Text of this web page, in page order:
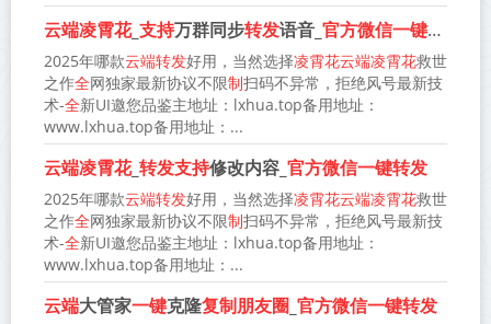
云端凌霄花_ 支持万群同步转发语音_ 官方微信一键转发
2025年哪款云端转发好用，当然选择凌霄花云端凌霄花救世
之作全网独家最新协议不限制扫码不异常，拒绝风号最新技
术-全新UI邀您品鉴主地址：lxhua.top备用地址：
www.lxhua.top备用地址：...
云端凌霄花_ 转发支持修改内容_ 官方微信一键转发
2025年哪款云端转发好用，当然选择凌霄花云端凌霄花救世
之作全网独家最新协议不限制扫码不异常，拒绝风号最新技
术-全新UI邀您品鉴主地址：lxhua.top备用地址：
www.lxhua.top备用地址：...
云端大管家一键克隆复制朋友圈 官方微信一键转发